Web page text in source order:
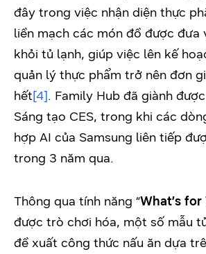
đây trong việc nhận diện thực
liền mạch các món đồ được đưa
khỏi tủ lạnh, giúp việc lên kế
quản lý thực phẩm trở nên đơn
hết[4]. Family Hub đã giành
Sáng tạo CES, trong khi các
hợp AI của Samsung liên tiếp
trong 3 năm qua.
Thông qua tính năng “What’s for
được trò chơi hóa, một số mẫu
đề xuất công thức nấu ăn dựa